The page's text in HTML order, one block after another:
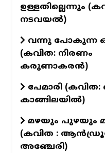
ഉള്ളതില്ലെന്നും
നടവയൽ)
വന്നു പോകുന്ന
(കവിത: നിരണം
കരുണാകരൻ)
പേമാരി
കാങ്ങിലയില്‍)
മഴയും പുഴയും
(കവിത :
അഞ്ചേരി)